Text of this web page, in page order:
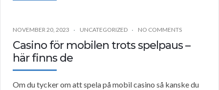
NOVEMBER 20, 2023 UNCATEGORIZED NO COMMENTS
Casino för mobilen trots spelpaus –
här finns de
Om du tycker om att spela på mobil casino så kanske du